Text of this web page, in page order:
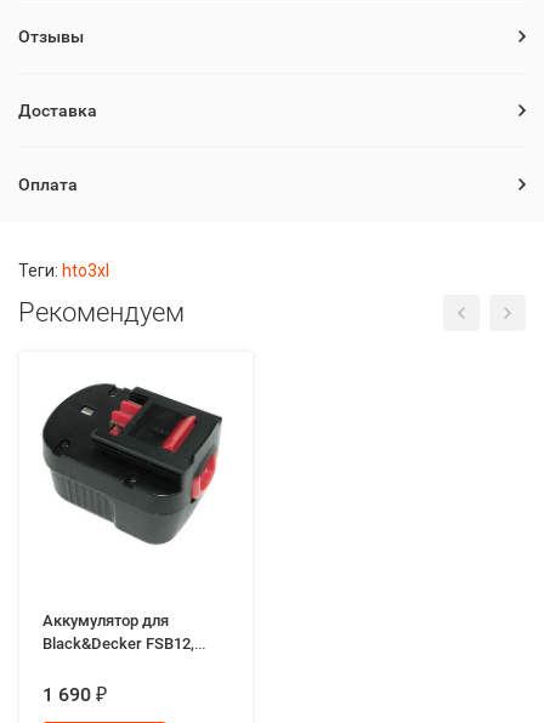
Отзывы
Доставка
Оплата
Теги: hto3xl
Рекомендуем
Аккумулятор для
Black&Decker FSB12,
BPT1047, A12, HPB12,
1 690 ₽